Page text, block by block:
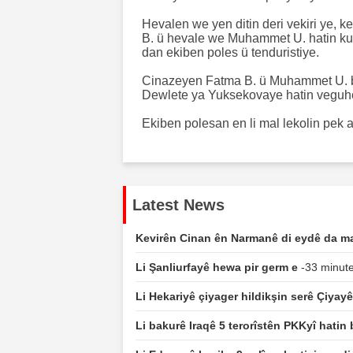
Hevalen we yen ditin deri vekiri ye,
B. ü hevale we Muhammet U. hatin
dan ekiben poles ü tenduristiye.
Cinazeyen Fatma B. ü Muhammet
Dewlete ya Yuksekovaye hatin
Ekiben polesan en li mal lekolin pek
Latest News
Kevirên Cinan ên Narmanê di eydê da
Li Şanliurfayê hewa pir germ e -33
Li Hekariyê çiyager hildikşin serê
Li bakurê Iraqê 5 terorîstên PKKyî